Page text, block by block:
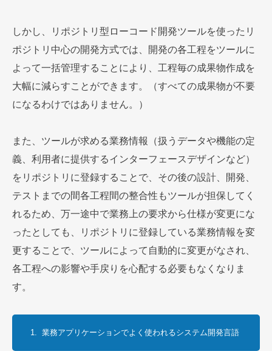
しかし、リポジトリ型ローコード開発ツールを使ったリ
ポジトリ中心の開発方式では、開発の各工程をツールに
よって一括管理することにより、工程毎の成果物作成を
大幅に減らすことができます。（すべての成果物が不要
になるわけではありません。）
また、ツールが求める業務情報（扱うデータや機能の定
義、利用者に提供するインターフェースデザインなど）
をリポジトリに登録することで、その後の設計、開発、
テストまでの間各工程間の整合性もツールが担保してく
れるため、万一途中で業務上の要求から仕様が変更にな
ったとしても、リポジトリに登録している業務情報を変
更することで、ツールによって自動的に変更がなされ、
各工程への影響や手戻りを心配する必要もなくなりま
す。
1.  業務アプリケーションでよく使われるシステム開発言語